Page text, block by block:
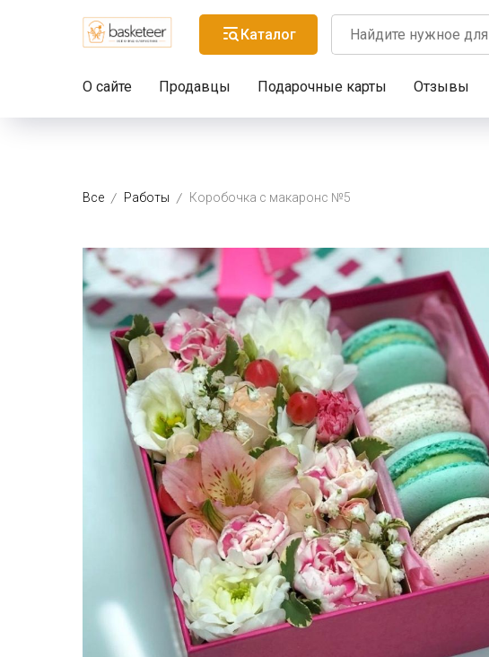
Каталог
О сайте Продавцы Подарочные карты Отзывы
Все Работы Коробочка с макаронс №5